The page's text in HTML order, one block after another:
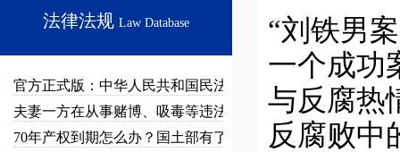
法律法规 Law Database
官方正式版：中华人民共和国民法总…
夫妻一方在从事赌博、吸毒等违法犯…
70年产权到期怎么办？国土部有了…
“刘铁男
一个成功
与反腐热
反腐败中